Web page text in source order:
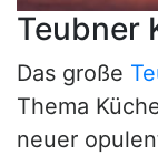
Teubner
Das große
Thema
neuer